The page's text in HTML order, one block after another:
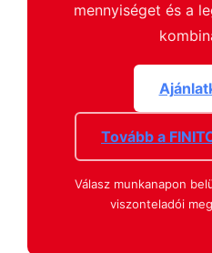
mennyiséget és a
Tovább a
Válasz munkanapon
viszonteladói